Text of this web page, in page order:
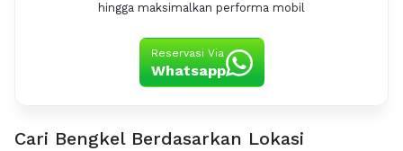
hingga maksimalkan performa mobil
Reservasi Via
Whatsapp
Cari Bengkel Berdasarkan Lokasi